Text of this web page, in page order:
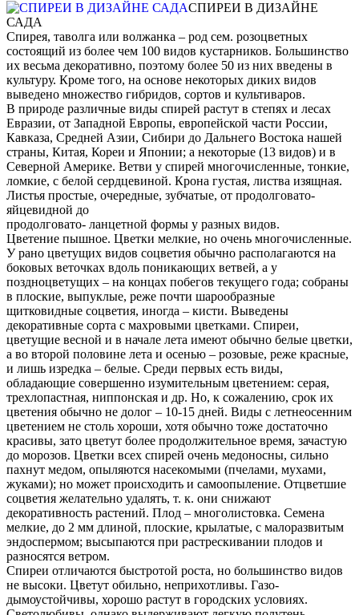
СПИРЕИ В ДИЗАЙНЕ
САДА
Спирея, таволга или волжанка – род сем. розоцветных
состоящий из более чем 100 видов кустарников. Большинство
их весьма декоративно, поэтому более 50 из них введены в
культуру. Кроме того, на основе некоторых диких видов
выведено множество гибридов, сортов и культиваров.
В природе различные виды спирей растут в степях и лесах
Евразии, от Западной Европы, европейской части России,
Кавказа, Средней Азии, Сибири до Дальнего Востока нашей
страны, Китая, Кореи и Японии; а некоторые (13 видов) и в
Северной Америке. Ветви у спирей многочисленные, тонкие,
ломкие, с белой сердцевиной. Крона густая, листва изящная.
Листья простые, очередные, зубчатые, от продолговато-
яйцевидной до
продолговато- ланцетной формы у разных видов.
Цветение пышное. Цветки мелкие, но очень многочисленные.
У рано цветущих видов соцветия обычно располагаются на
боковых веточках вдоль поникающих ветвей, а у
поздноцветущих – на концах побегов текущего года; собраны
в плоские, выпуклые, реже почти шарообразные
щитковидные соцветия, иногда – кисти. Выведены
декоративные сорта с махровыми цветками. Спиреи,
цветущие весной и в начале лета имеют обычно белые цветки,
а во второй половине лета и осенью – розовые, реже красные,
и лишь изредка – белые. Среди первых есть виды,
обладающие совершенно изумительным цветением: серая,
трехлопастная, ниппонская и др. Но, к сожалению, срок их
цветения обычно не долог – 10-15 дней. Виды с летне­осенним
цветением не столь хороши, хотя обычно тоже достаточно
красивы, зато цветут более продолжительное время, зачастую
до морозов. Цветки всех спирей очень медоносны, сильно
пахнут медом, опыляются насекомыми (пчелами, мухами,
жуками); но может происходить и самоопыление. Отцветшие
соцветия желательно удалять, т. к. они снижают
декоративность растений. Плод – многолистовка. Семена
мелкие, до 2 мм длиной, плоские, крылатые, с малоразвитым
эндоспермом; высыпаются при растрескивании плодов и
разносятся ветром.
Спиреи отличаются быстротой роста, но большинство видов
не высоки. Цветут обильно, неприхотливы. Газо­
дымоустойчивы, хорошо растут в городских условиях.